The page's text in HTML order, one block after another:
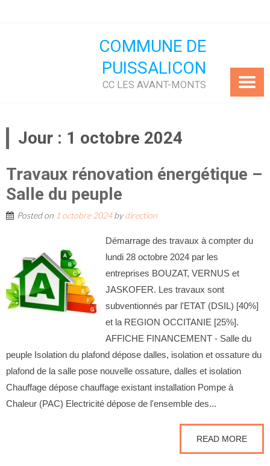
COMMUNE DE
PUISSALICON
CC LES AVANT-MONTS
Jour : 1 octobre 2024
Travaux rénovation énergétique –
Salle du peuple
Posted on 1 octobre 2024bydirection
Démarrage des travaux à compter du
lundi 28 octobre 2024 par les
entreprises BOUZAT, VERNUS et
JASKOFER. Les travaux sont
subventionnés par l'ETAT (DSIL) [40%]
et la REGION OCCITANIE [25%].
AFFICHE FINANCEMENT - Salle du
peuple Isolation du plafond dépose dalles, isolation et ossature du
plafond de la salle pose nouvelle ossature, dalles et isolation
Chauffage dépose chauffage existant installation Pompe à
Chaleur (PAC) Electricité dépose de l'ensemble des...
READ MORE